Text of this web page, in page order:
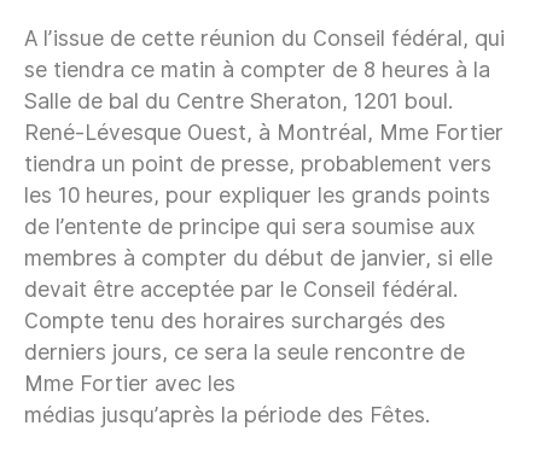
A l’issue de cette réunion du Conseil fédéral, qui
se tiendra ce matin à compter de 8 heures à la
Salle de bal du Centre Sheraton, 1201 boul.
René-Lévesque Ouest, à Montréal, Mme Fortier
tiendra un point de presse, probablement vers
les 10 heures, pour expliquer les grands points
de l’entente de principe qui sera soumise aux
membres à compter du début de janvier, si elle
devait être acceptée par le Conseil fédéral.
Compte tenu des horaires surchargés des
derniers jours, ce sera la seule rencontre de
Mme Fortier avec les
médias jusqu’après la période des Fêtes.